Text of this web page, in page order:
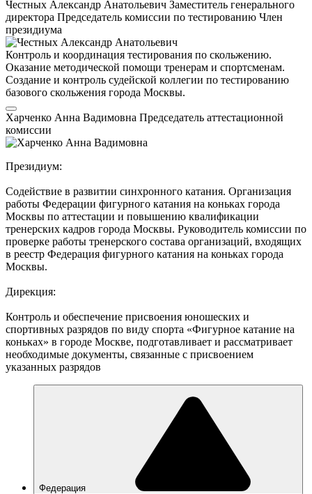
Честных Александр Анатольевич Заместитель генерального
директора Председатель комиссии по тестированию Член
президиума
Контроль и координация тестирования по скольжению.
Оказание методической помощи тренерам и спортсменам.
Создание и контроль судейской коллегии по тестированию
базового скольжения города Москвы.
Харченко Анна Вадимовна Председатель аттестационной
комиссии
Президиум:
Содействие в развитии синхронного катания. Организация
работы Федерации фигурного катания на коньках города
Москвы по аттестации и повышению квалификации
тренерских кадров города Москвы. Руководитель комиссии по
проверке работы тренерского состава организаций, входящих
в реестр Федерация фигурного катания на коньках города
Москвы.
Дирекция:
Контроль и обеспечение присвоения юношеских и
спортивных разрядов по виду спорта «Фигурное катание на
коньках» в городе Москве, подготавливает и рассматривает
необходимые документы, связанные с присвоением
указанных разрядов
Федерация